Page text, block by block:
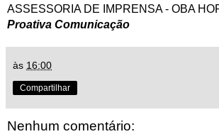
ASSESSORIA DE IMPRENSA - OBA
Proativa Comunicação
às 16:00
Compartilhar
Nenhum comentário: